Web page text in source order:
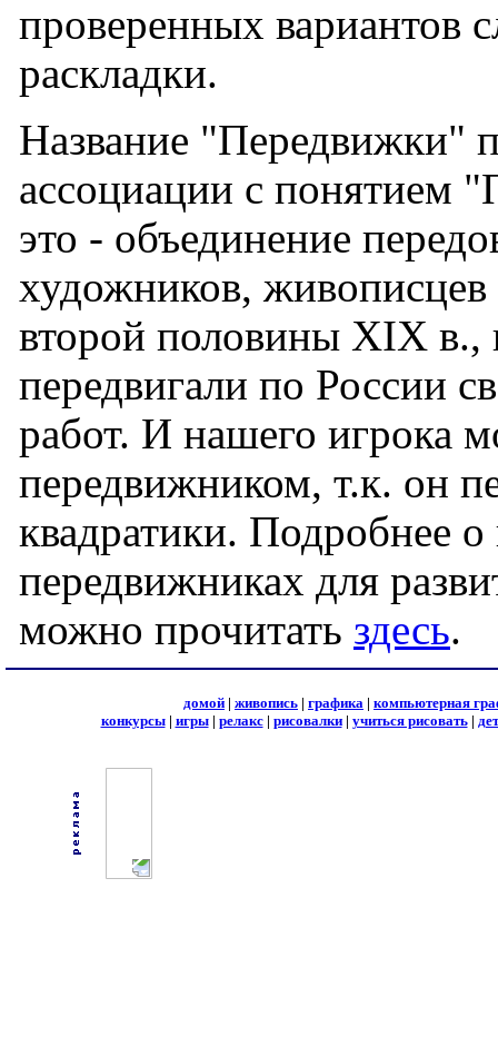
проверенных вариантов
раскладки.
Название "Передвижки"
ассоциации с понятием
это - объединение
художников, живописцев
второй половины XIX в.,
передвигали по России
работ. И нашего игрока
передвижником, т.к. он
квадратики. Подробнее
передвижниках для
можно прочитать здесь.
домой | живопись | графика | компьютерная
конкурсы| игры| релакс| рисовалки| учиться рисовать|